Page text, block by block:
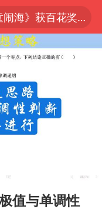
《哪吒之魔童闹海》获百花奖最佳影片
某落网
存在“国格”
已致超20人死亡
级地震
强排至黄浦江
值与单调性